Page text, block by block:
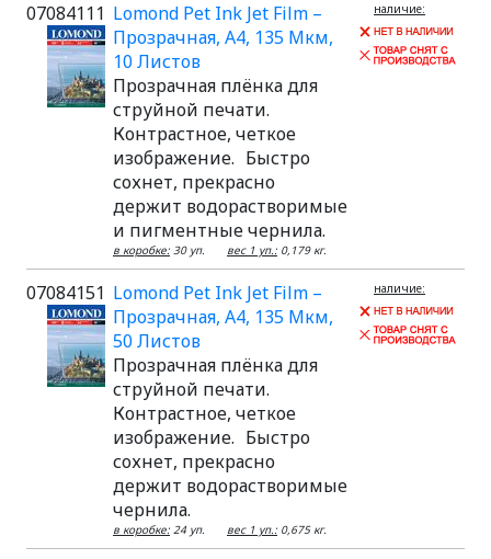
07084111 Lomond Pet Ink Jet Film –
Прозрачная, А4, 135 Мкм,
10 Листов
Прозрачная плёнка для
струйной печати.
Контрастное, четкое
изображение. Быстро
сохнет, прекрасно
держит водорастворимые
и пигментные чернила.
в коробке: 30 уп. вес 1 уп.: 0,179 кг.
наличие:
07084151 Lomond Pet Ink Jet Film –
Прозрачная, А4, 135 Мкм,
50 Листов
Прозрачная плёнка для
струйной печати.
Контрастное, четкое
изображение. Быстро
сохнет, прекрасно
держит водорастворимые
чернила.
в коробке: 24 уп. вес 1 уп.: 0,675 кг.
наличие: